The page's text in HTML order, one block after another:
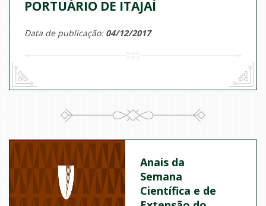
PORTUÁRIO DE ITAJAÍ
Data de publicação: 04/12/2017
Anais da
Semana
Científica e de